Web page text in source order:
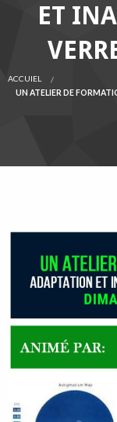
ET
ACCUIEL
UN ATELIER DE